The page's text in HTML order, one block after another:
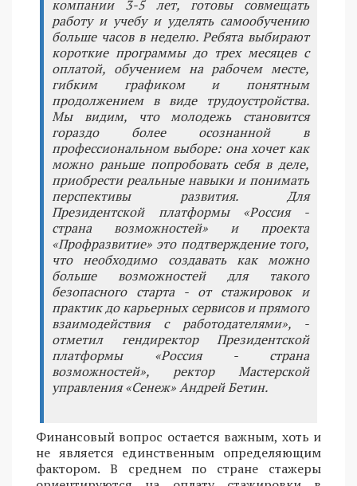
компании 3-5 лет, готовы совмещать
работу и учебу и уделять самообучению
больше часов в неделю. Ребята выбирают
короткие программы до трех месяцев с
оплатой, обучением на рабочем месте,
гибким графиком и понятным
продолжением в виде трудоустройства.
Мы видим, что молодежь становится
гораздо более осознанной в
профессиональном выборе: она хочет как
можно раньше попробовать себя в деле,
приобрести реальные навыки и понимать
перспективы развития. Для
Президентской платформы «Россия -
страна возможностей» и проекта
«Профразвитие» это подтверждение того,
что необходимо создавать как можно
больше возможностей для такого
безопасного старта - от стажировок и
практик до карьерных сервисов и прямого
взаимодействия с работодателями», -
отметил гендиректор Президентской
платформы «Россия - страна
возможностей», ректор Мастерской
управления «Сенеж» Андрей Бетин.
Финансовый вопрос остается важным, хоть и
не является единственным определяющим
фактором. В среднем по стране стажеры